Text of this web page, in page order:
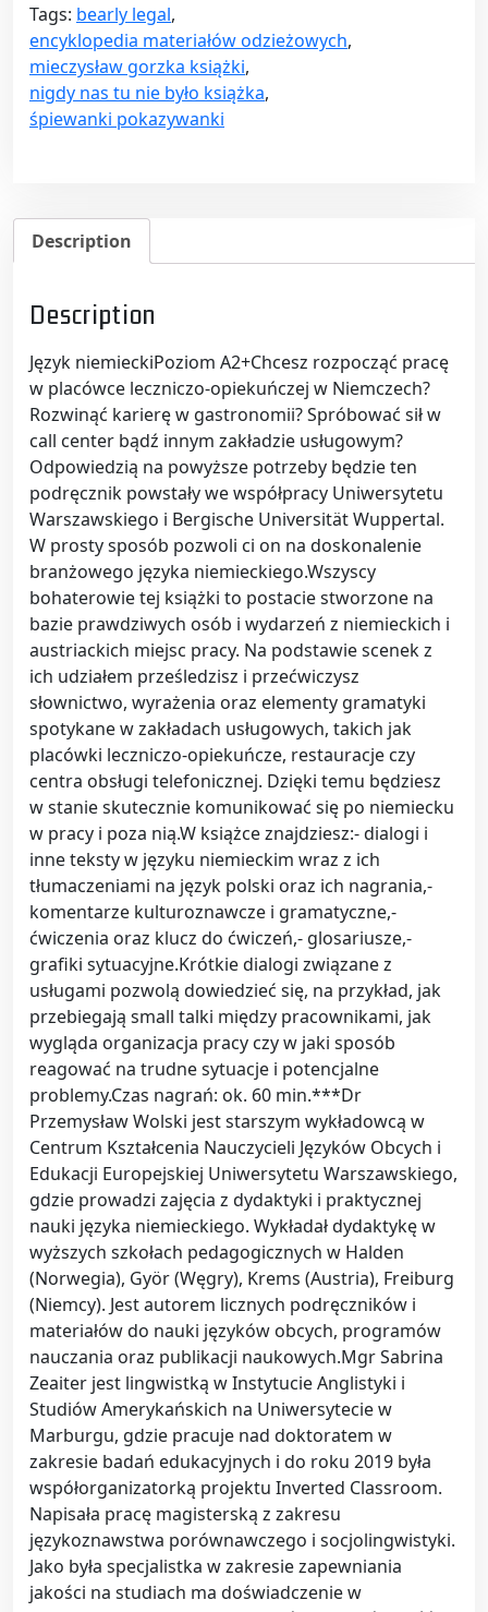
Tags: bearly legal,
encyklopedia materiałów odzieżowych,
mieczysław gorzka książki,
nigdy nas tu nie było książka,
śpiewanki pokazywanki
Description
Description
Język niemieckiPoziom A2+Chcesz rozpocząć pracę
w placówce leczniczo-opiekuńczej w Niemczech?
Rozwinąć karierę w gastronomii? Spróbować sił w
call center bądź innym zakładzie usługowym?
Odpowiedzią na powyższe potrzeby będzie ten
podręcznik powstały we współpracy Uniwersytetu
Warszawskiego i Bergische Universität Wuppertal.
W prosty sposób pozwoli ci on na doskonalenie
branżowego języka niemieckiego.Wszyscy
bohaterowie tej książki to postacie stworzone na
bazie prawdziwych osób i wydarzeń z niemieckich i
austriackich miejsc pracy. Na podstawie scenek z
ich udziałem prześledzisz i przećwiczysz
słownictwo, wyrażenia oraz elementy gramatyki
spotykane w zakładach usługowych, takich jak
placówki leczniczo-opiekuńcze, restauracje czy
centra obsługi telefonicznej. Dzięki temu będziesz
w stanie skutecznie komunikować się po niemiecku
w pracy i poza nią.W książce znajdziesz:- dialogi i
inne teksty w języku niemieckim wraz z ich
tłumaczeniami na język polski oraz ich nagrania,-
komentarze kulturoznawcze i gramatyczne,-
ćwiczenia oraz klucz do ćwiczeń,- glosariusze,-
grafiki sytuacyjne.Krótkie dialogi związane z
usługami pozwolą dowiedzieć się, na przykład, jak
przebiegają small talki między pracownikami, jak
wygląda organizacja pracy czy w jaki sposób
reagować na trudne sytuacje i potencjalne
problemy.Czas nagrań: ok. 60 min.***Dr
Przemysław Wolski jest starszym wykładowcą w
Centrum Kształcenia Nauczycieli Języków Obcych i
Edukacji Europejskiej Uniwersytetu Warszawskiego,
gdzie prowadzi zajęcia z dydaktyki i praktycznej
nauki języka niemieckiego. Wykładał dydaktykę w
wyższych szkołach pedagogicznych w Halden
(Norwegia), Györ (Węgry), Krems (Austria), Freiburg
(Niemcy). Jest autorem licznych podręczników i
materiałów do nauki języków obcych, programów
nauczania oraz publikacji naukowych.Mgr Sabrina
Zeaiter jest lingwistką w Instytucie Anglistyki i
Studiów Amerykańskich na Uniwersytecie w
Marburgu, gdzie pracuje nad doktoratem w
zakresie badań edukacyjnych i do roku 2019 była
współorganizatorką projektu Inverted Classroom.
Napisała pracę magisterską z zakresu
językoznawstwa porównawczego i socjolingwistyki.
Jako była specjalistka w zakresie zapewniania
jakości na studiach ma doświadczenie w